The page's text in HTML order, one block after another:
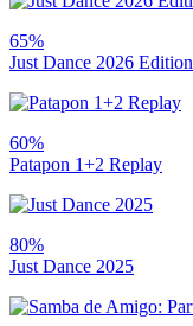
65%
Just Dance 2026 Edition
60%
Patapon 1+2 Replay
80%
Just Dance 2025